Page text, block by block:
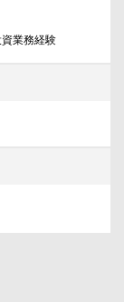
業務経験